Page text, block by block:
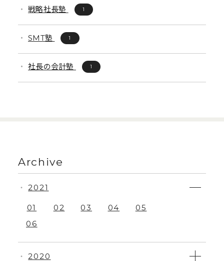
戦略社長塾 1
SMT塾 1
社長の会計塾 1
Archive
・ 2020
・ 2021
01 02 03 04
05
06